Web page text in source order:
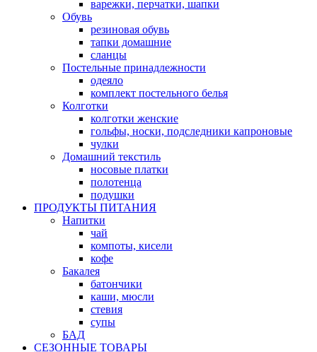
варежки, перчатки, шапки
Обувь
резиновая обувь
тапки домашние
сланцы
Постельные принадлежности
одеяло
комплект постельного белья
Колготки
колготки женские
гольфы, носки, подследники капроновые
чулки
Домашний текстиль
носовые платки
полотенца
подушки
ПРОДУКТЫ ПИТАНИЯ
Напитки
чай
компоты, кисели
кофе
Бакалея
батончики
каши, мюсли
стевия
супы
БАД
СЕЗОННЫЕ ТОВАРЫ